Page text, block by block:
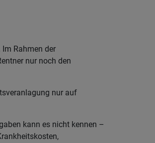
Rahmen der
nur noch den
nur auf
kann es nicht kennen –